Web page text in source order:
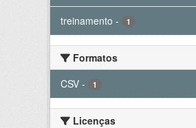
treinamento - 1
Formatos
CSV - 1
Licenças